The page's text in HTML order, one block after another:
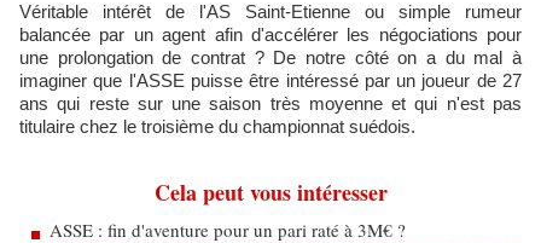
Véritable intérêt de l'AS Saint-Etienne ou simple rumeur
balancée par un agent afin d'accélérer les négociations pour
une prolongation de contrat ? De notre côté on a du mal à
imaginer que l'ASSE puisse être intéressé par un joueur de 27
ans qui reste sur une saison très moyenne et qui n'est pas
titulaire chez le troisième du championnat suédois.
Cela peut vous intéresser
ASSE : fin d'aventure pour un pari raté à 3M€ ?